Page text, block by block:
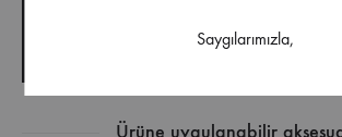
Ürüne uygulanabilir
Saygılarımızla,